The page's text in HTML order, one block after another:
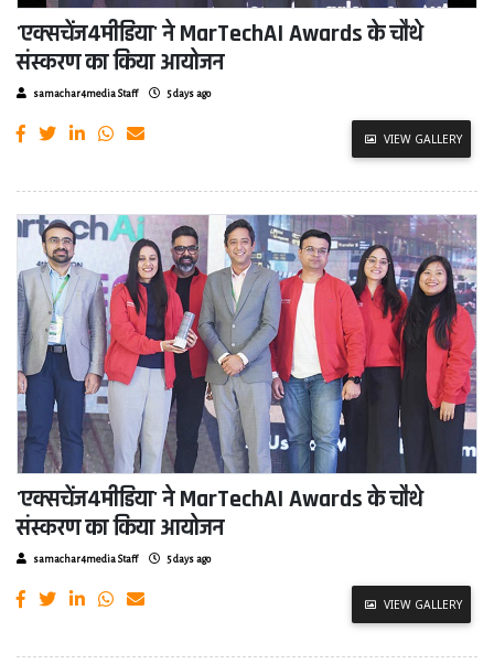
'एक्सचेंज4मीडिया' ने MarTechAI Awards के चौथे
संस्करण का किया आयोजन
samachar4media Staff 5 days ago
VIEW GALLERY
'एक्सचेंज4मीडिया' ने MarTechAI Awards के चौथे
संस्करण का किया आयोजन
samachar4media Staff 5 days ago
VIEW GALLERY